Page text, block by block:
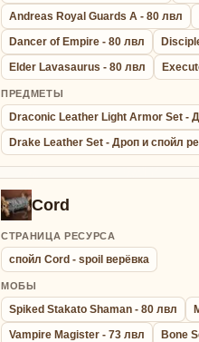
Andreas Royal Guards A - 80 лвл
Dancer of Empire - 80 лвл
Elder Lavasaurus - 80 лвл
ПРЕДМЕТЫ
Draconic Leather Light Armor Set -
Drake Leather Set - Дроп и спойл
Cord
СТРАНИЦА РЕСУРСА
спойл Cord - spoil верёвка
МОБЫ
Spiked Stakato Shaman - 80 лвл
Vampire Magister - 73 лвл
Bone